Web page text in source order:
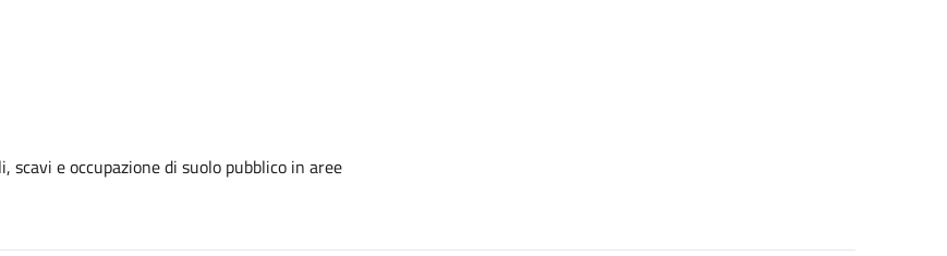
e occupazione di suolo pubblico in aree